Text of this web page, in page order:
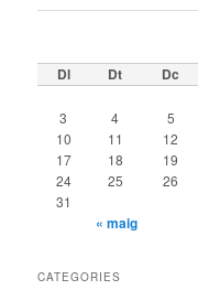
les
Dl Dt Dc
3
4 5
10
11 12
17
18 19
24
25 26
31
« maig
CATEGORIES